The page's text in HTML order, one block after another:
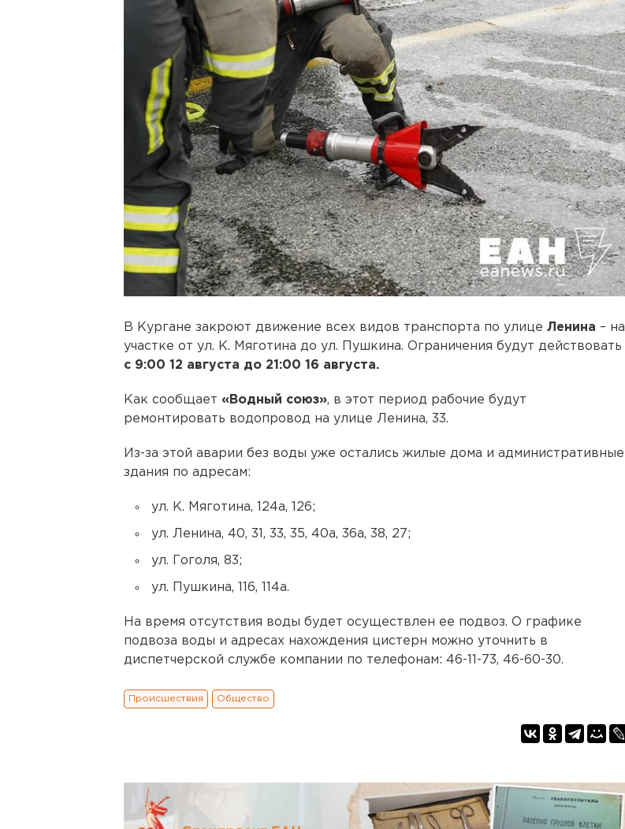
В Кургане закроют движение всех видов транспорта по улице Ленина – на
участке от ул. К. Мяготина до ул. Пушкина. Ограничения будут действовать
с 9:00 12 августа до 21:00 16 августа.
Как сообщает «Водный союз», в этот период рабочие будут
ремонтировать водопровод на улице Ленина, 33.
Из-за этой аварии без воды уже остались жилые дома и административные
здания по адресам:
ул. К. Мяготина, 124а, 126;
ул. Ленина, 40, 31, 33, 35, 40а, 36а, 38, 27;
ул. Гоголя, 83;
ул. Пушкина, 116, 114а.
На время отсутствия воды будет осуществлен ее подвоз. О графике
подвоза воды и адресах нахождения цистерн можно уточнить в
диспетчерской службе компании по телефонам: 46-11-73, 46-60-30.
Происшествия Общество